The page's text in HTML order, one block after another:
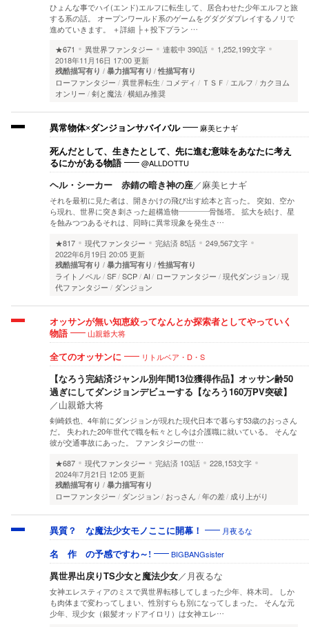
ひょんな事でハイ(エンド)エルフに転生して、居合わせた少年エルフと旅
する系の話。 オープンワールド系のゲームをグダグダプレイするノリで
進めていきます。 ＋詳細 ├＋投下プラン …
★671
異世界ファンタジー 連載中 390話
1,252,199文字
2018年11月16日 17:00 更新
残酷描写有り 暴力描写有り 性描写有り
ローファンタジー 異世界転生 コメディ ＴＳＦ エルフ
カクヨム
オンリー
剣と魔法 横組み推奨
異常物体×ダンジョンサバイバル 麻美ヒナギ
死んだとして、生きたとして、先に進む意味をあなたに考え
るにかがある物語
@ALLDOTTU
ヘル・シーカー 赤錆の暗き神の座／麻美ヒナギ
それを最初に見た者は、開きかけの飛び出す絵本と言った。 突如、空か
ら現れ、世界に突き刺さった超構造物――――骨髄塔。 拡大を続け、星
を蝕みつつあるそれは、同時に異常現象を発生さ…
★817
現代ファンタジー 完結済85話
249,567文字
2022年6月19日 20:05 更新
残酷描写有り 暴力描写有り 性描写有り
ライトノベル SF SCP AI ローファンタジー 現代ダンジョン 現
代ファンタジー
ダンジョン
オッサンが無い知恵絞ってなんとか探索者としてやっていく
物語
山親爺大将
全てのオッサンに リトルベア・D・S
【なろう完結済ジャンル別年間13位獲得作品】オッサン齢50
過ぎにしてダンジョンデビューする【なろう160万PV突破】
／山親爺大将
剣崎鉄也、4年前にダンジョンが現れた現代日本で暮らす53歳のおっさん
だ。 失われた20年世代で職を転々とし今は介護職に就いている。 そんな
彼が交通事故にあった。 ファンタジーの世…
★687
現代ファンタジー 完結済 103話
228,153文字
2024年7月21日 12:05 更新
残酷描写有り 暴力描写有り
ローファンタジー ダンジョン おっさん 年の差 成り上がり
異質？ な魔法少女モノここに開幕！ 月夜るな
名 作 の予感ですわ～! BIGBANGsister
異世界出戻りTS少女と魔法少女／ 月夜るな
女神エレスティアのミスで異世界転移してしまった少年、柊木司。 しか
も肉体まで変わってしまい、性別すらも別になってしまった。 そんな元
少年、現少女（銀髪オッドアイロリ）は女神エレ…